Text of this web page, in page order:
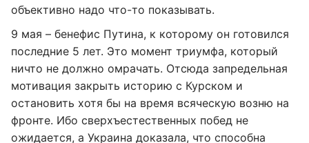
объективно надо что-то показывать.
9 мая – бенефис Путина, к которому он готовился
последние 5 лет. Это момент триумфа, который
ничто не должно омрачать. Отсюда запредельная
мотивация закрыть историю с Курском и
остановить хотя бы на время всяческую возню на
фронте. Ибо сверхъестественных побед не
ожидается, а Украина доказала, что способна